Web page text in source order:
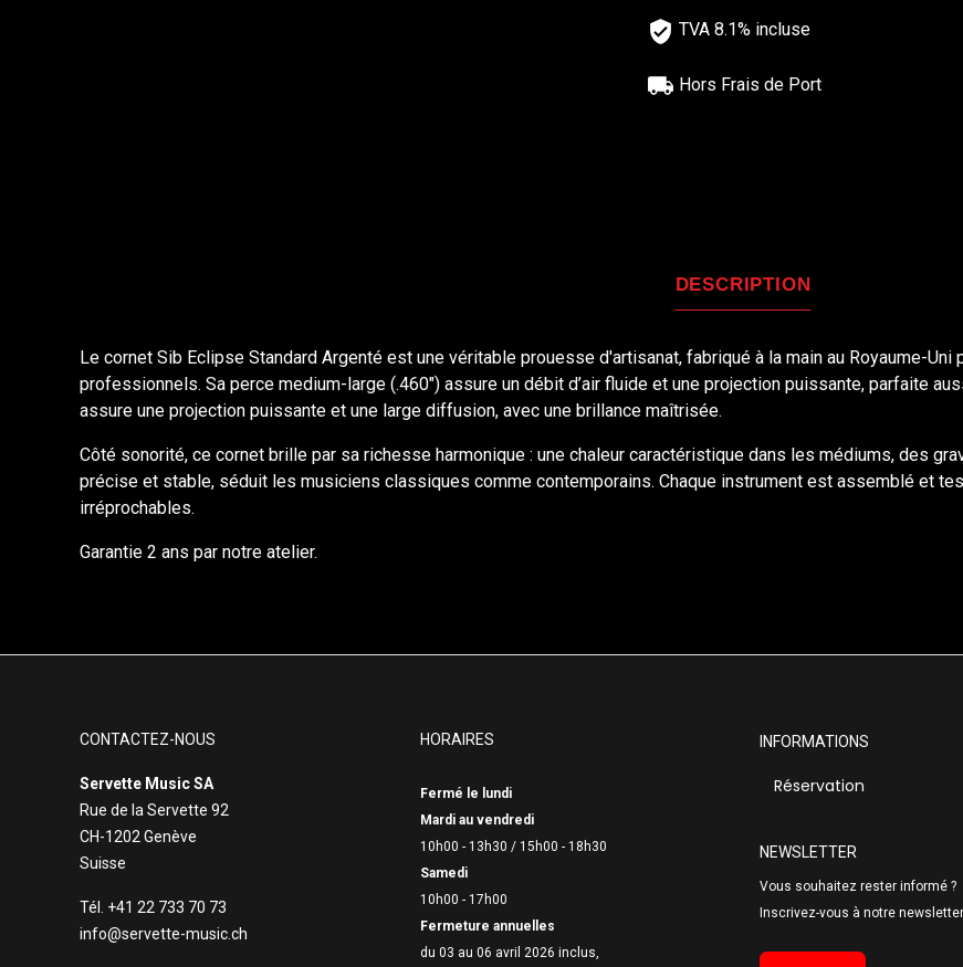
TVA 8.1% incluse
Hors Frais de Port
DESCRIPTION
Le cornet Sib Eclipse Standard Argenté est une véritable prouesse d'artisanat, fabriqué à la main au Royaume-
professionnels. Sa perce medium-large (.460") assure un débit d’air fluide et une projection puissante, parfaite
assure une projection puissante et une large diffusion, avec une brillance maîtrisée.
Côté sonorité, ce cornet brille par sa richesse harmonique : une chaleur caractéristique dans les médiums, des
précise et stable, séduit les musiciens classiques comme contemporains. Chaque instrument est assemblé et
irréprochables.
Garantie 2 ans par notre atelier.
CONTACTEZ-NOUS
Servette Music SA
Rue de la Servette 92
CH-1202 Genève
Suisse
Tél. +41 22 733 70 73
info@servette-music.ch
HORAIRES
Fermé le lundi
Mardi au vendredi
10h00 - 13h30 /15h00 - 18h30
Samedi
10h00 - 17h00
Fermeture annuelles
du 03 au 06 avril 2026 inclus,
INFORMATIONS
Réservation
NEWSLETTER
Vous souhaitez rester informé ?
Inscrivez-vous à notre